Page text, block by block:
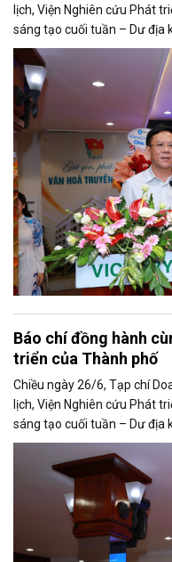
lịch, Viện Nghiên cứu Phát
sáng tạo cuối tuần – Dư địa
cáo năng lực phát triển
trọng giới thiệu phát biểu
Sở Văn hoá - Thể thao
Báo chí đồng hành
triển của Thành phố
Chiều ngày 26/6, Tạp chí
lịch, Viện Nghiên cứu Phát
sáng tạo cuối tuần – Dư địa
cáo năng lực phát triển
trọng giới thiệu phát biểu
Hội Nhà báo Việt Nam tại Hội